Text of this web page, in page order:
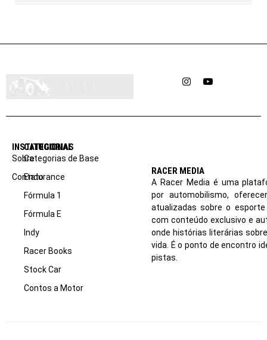
InstagramYouTube
INSTITUCIONAL
Sobre
Contato
CATEGORIAS
Categorias de Base
Endurance
Fórmula 1
Fórmula E
Indy
Racer Books
Stock Car
Contos a Motor
RACER MEDIA
A Racer Media é uma
por automobilismo,
atualizadas sobre o
com conteúdo exclusivo e
onde histórias literárias
vida. É o ponto de encontro
pistas.